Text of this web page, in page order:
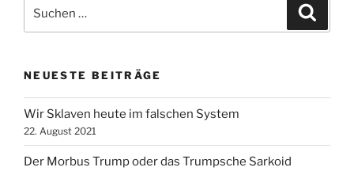
nach:
NEUESTE BEITRÄGE
Wir Sklaven heute im falschen System
22. August 2021
Der Morbus Trump oder das Trumpsche Sarkoid